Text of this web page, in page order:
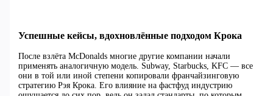
Успешные кейсы, вдохновлённые подходом Крока
После взлёта McDonalds многие другие компании начали
применять аналогичную модель. Subway, Starbucks, KFC — все
они в той или иной степени копировали франчайзинговую
стратегию Рэя Крока. Его влияние на фастфуд индустрию